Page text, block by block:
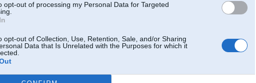
opt-out of processing my Personal Data for Targeted
opt-out of Collection, Use, Retention, Sale, and/or Sharing
Data that Is Unrelated with the Purposes for which it
22. Jan 2026, 15:39
Tieši tā, ir arī X6 ar 3vietīgo aizmugures sēdekli. Sameklē šrotā tādu un būs viss